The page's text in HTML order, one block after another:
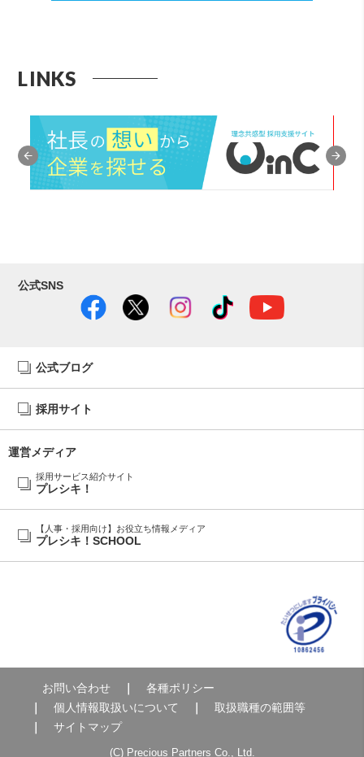
LINKS
公式SNS
公式ブログ
採用サイト
運営メディア
採用サービス紹介サイト
プレシキ！
【人事・採用向け】お役立ち情報メディア
プレシキ！SCHOOL
お問い合わせ
各種ポリシー
個人情報取扱いについて
取扱職種の範囲等
サイトマップ
(C) Precious Partners Co., Ltd.